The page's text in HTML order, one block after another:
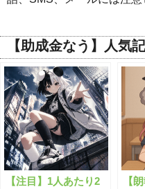
【助成金なう】人気
【注目】1人あたり2
【